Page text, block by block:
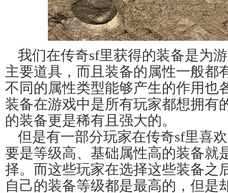
我们在传奇sf里获得的装备是为
主要道具，而且装备的属性一般都
不同的属性类型能够产生的作用也
装备在游戏中是所有玩家都想拥有
的装备更是稀有且强大的。
但是有一部分玩家在传奇sf里喜
要是等级高、基础属性高的装备就
择。而这些玩家在选择这些装备之
自己的装备等级都是最高的，但是